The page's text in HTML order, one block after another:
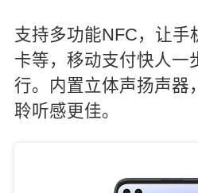
支持多功能NFC，让手
卡等，移动支付快人一
行。内置立体声扬声器
聆听感更佳。